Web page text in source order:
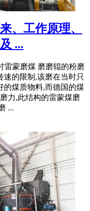
、工作原理、
...
雷蒙磨煤 磨磨辊的粉磨
的限制,该磨在当时只
的煤质物料,而德国的煤
力,此结构的雷蒙煤磨
...